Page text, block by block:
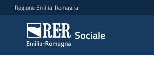
Vai al contenuto
Vai alla navigazione
Vai al footer
Regione Emilia-Romagna
Sociale
Sociale